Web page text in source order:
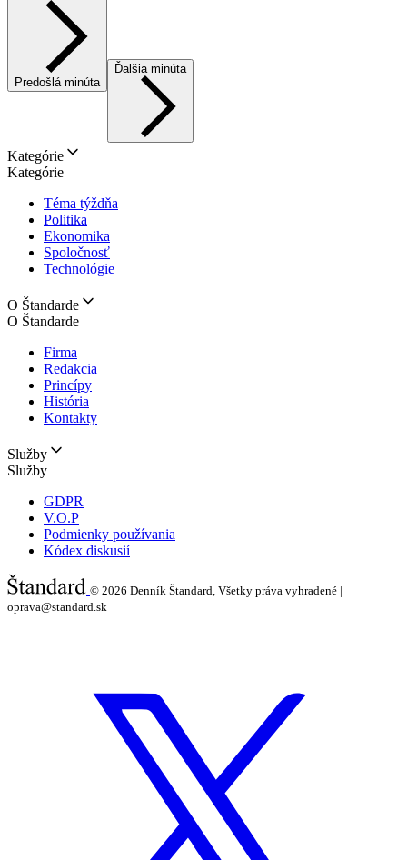
Predošlá minúta
Ďalšia minúta
Kategórie
Kategórie
Téma týždňa
Politika
Ekonomika
Spoločnosť
Technológie
O Štandarde
O Štandarde
Firma
Redakcia
Princípy
História
Kontakty
Služby
Služby
GDPR
V.O.P
Podmienky používania
Kódex diskusií
© 2026 Denník Štandard, Všetky práva vyhradené |
oprava@standard.sk